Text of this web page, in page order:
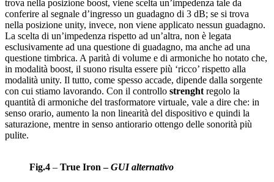
trova nella posizione boost, viene scelta un’impedenza tale da
conferire al segnale d’ingresso un guadagno di 3 dB; se si trova
nella posizione unity, invece, non viene applicato nessun guadagno.
La scelta di un’impedenza rispetto ad un’altra, non è legata
esclusivamente ad una questione di guadagno, ma anche ad una
questione timbrica. A parità di volume e di armoniche ho notato che,
in modalità boost, il suono risulta essere più ‘ricco’ rispetto alla
modalità unity. Il tutto, come spesso accade, dipende dalla sorgente
con cui stiamo lavorando. Con il controllo strenght regolo la
quantità di armoniche del trasformatore virtuale, vale a dire che: in
senso orario, aumento la non linearità del dispositivo e quindi la
saturazione, mentre in senso antiorario ottengo delle sonorità più
pulite.
Fig.4 – True Iron –GUI alternativo